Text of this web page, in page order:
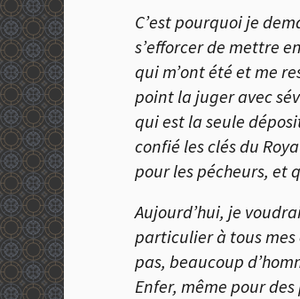
C’est pourquoi je
s’efforcer de mettre
qui m’ont été et me
point la juger avec
qui est la seule
confié les clés du
pour les pécheurs, et
Aujourd’hui, je
particulier à tous
pas, beaucoup
Enfer, même pour